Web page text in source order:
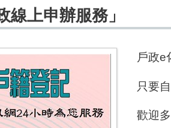
線上申辦服務」
戶政e
只要
歡迎